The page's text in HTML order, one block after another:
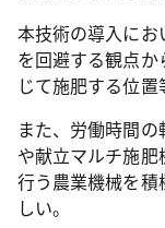
本技術の導入に
を回避する観点
じて施肥する位置
また、労働時間
や献立マルチ施
行う農業機械を積
しい。